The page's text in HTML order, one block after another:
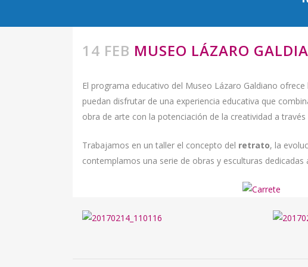
14 FEB MUSEO LÁZARO
El programa educativo del Museo Lázaro Galdiano
puedan disfrutar de una experiencia educativa que
obra de arte con la potenciación de la creatividad a través
Trabajamos en un taller el concepto del retrato, la
contemplamos una serie de obras y esculturas dedicadas